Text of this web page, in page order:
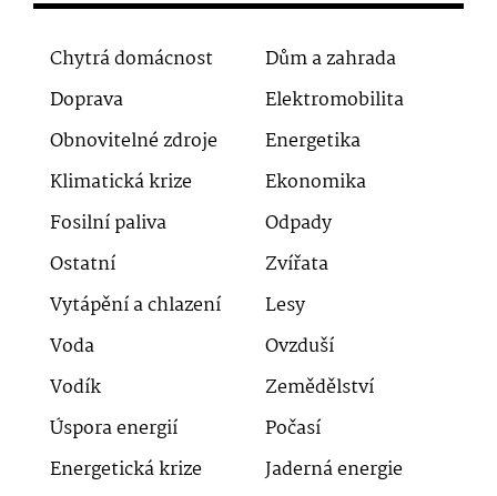
Chytrá domácnost
Dům a zahrada
Doprava
Elektromobilita
Obnovitelné zdroje
Energetika
Klimatická krize
Ekonomika
Fosilní paliva
Odpady
Ostatní
Zvířata
Vytápění a chlazení
Lesy
Voda
Ovzduší
Vodík
Zemědělství
Úspora energií
Počasí
Energetická krize
Jaderná energie